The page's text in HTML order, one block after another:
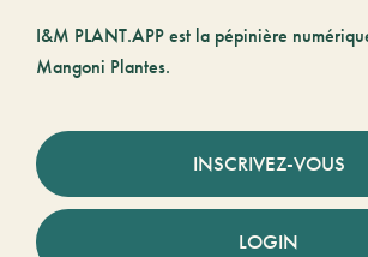
I&M PLANT.APP est la pépinière
Mangoni Plantes.
INSCRIVEZ-VOUS
LOGIN